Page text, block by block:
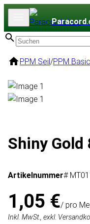
Paracord
PPM Seil/PPM
Shiny Gold
Artikelnummer#
1,05 €/ pro
Inkl. MwSt., exkl.